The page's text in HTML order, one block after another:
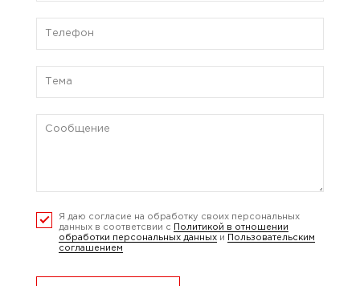
Я даю согласие на обработку своих персональных
данных в соответсвии с
Политикой в отношении
обработки персональных данных и
Пользовательским
соглашением